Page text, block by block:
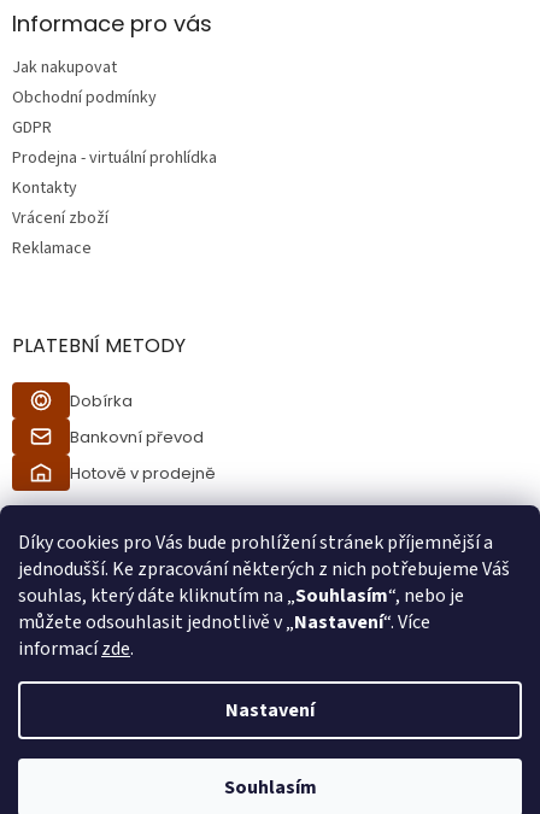
Díky cookies pro Vás bude prohlížení stránek příjemnější a
jednodušší. Ke zpracování některých z nich potřebujeme Váš
souhlas, který dáte kliknutím na „Souhlasím“, nebo je
můžete odsouhlasit jednotlivě v „Nastavení“. Více
informacízde.
Nastavení
Souhlasím
Při procesu objednávání bude ověřeno, zda jste starší 18ti let pomocí
bankovní identity. Při převzetí zboží od kurýra bude také ověřeno, zda
aInformace pro vás
Jak nakupovat
Obchodní podmínky
GDPR
Prodejna - virtuální prohlídka
Kontakty
Vrácení zboží
Reklamace
PLATEBNÍ METODY
Dobírka
Bankovní převod
Hotově v prodejně
Copyright 2026Ráj kuřáků. Všechna práva vyhrazena.